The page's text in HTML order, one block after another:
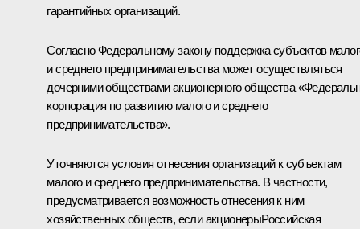
гарантийных организаций.
Согласно Федеральному закону поддержка субъектов
и среднего предпринимательства может осуществляться
дочерними обществами акционерного общества
корпорация по развитию малого и среднего
предпринимательства».
Уточняются условия отнесения организаций к субъектам
малого и среднего предпринимательства. В частности,
предусматривается возможность отнесения к ним
хозяйственных обществ, если акционерыРоссийская